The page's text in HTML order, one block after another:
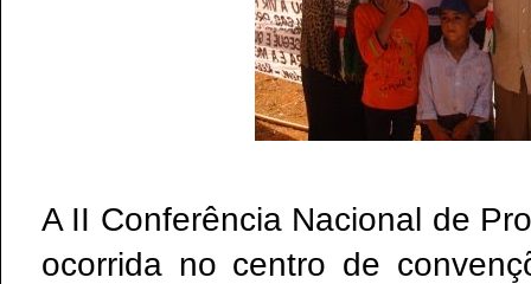
A II Conferência Nacional de
ocorrida no centro de